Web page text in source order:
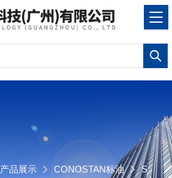
产品展示 CONOSTAN标油
S